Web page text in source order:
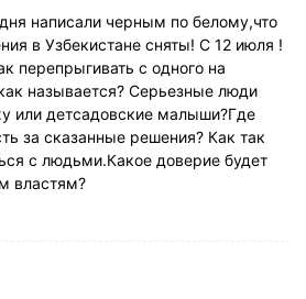
написали черным по белому,что
в Узбекистане сняты! С 12 июля !
перепрыгивать с одного на
называется? Серьезные люди
или детсадовские малыши?Где
за сказанные решения? Как так
с людьми.Какое доверие будет
властям?